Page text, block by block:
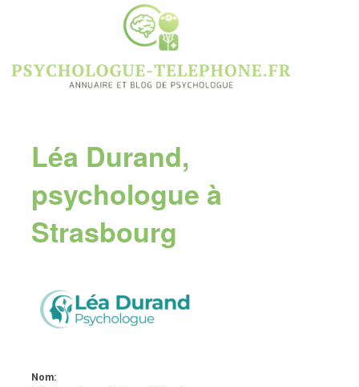
Léa Durand,
psychologue à
Strasbourg
Nom: